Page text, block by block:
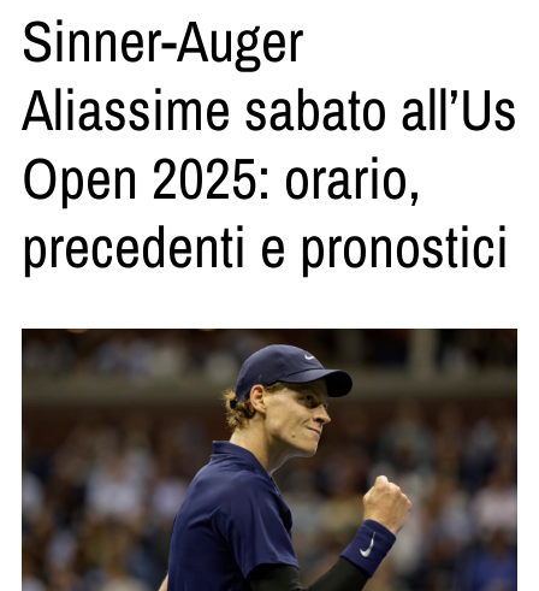
Sinner-Auger
Aliassime sabato all’Us
Open 2025: orario,
precedenti e pronostici